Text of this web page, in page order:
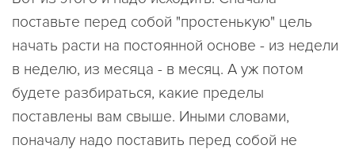
поставьте перед собой "простенькую" цель
начать расти на постоянной основе - из недели
в неделю, из месяца - в месяц. А уж потом
будете разбираться, какие пределы
поставлены вам свыше. Иными словами,
поначалу надо поставить перед собой не